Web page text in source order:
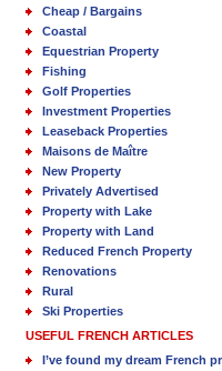
Cheap / Bargains
Coastal
Equestrian Property
Fishing
Golf Properties
Investment Properties
Leaseback Properties
Maisons de Maître
New Property
Privately Advertised
Property with Lake
Property with Land
Reduced French Property
Renovations
Rural
Ski Properties
USEFUL FRENCH ARTICLES
I’ve found my dream French